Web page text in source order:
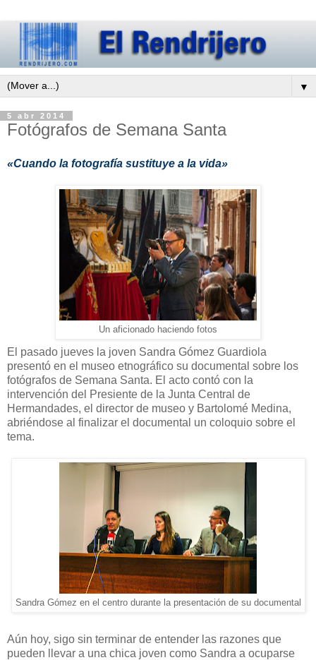
▼
5 abr 2014
Fotógrafos de Semana Santa
«Cuando la fotografía sustituye a la vida»
Un aficionado haciendo fotos
El pasado jueves la joven Sandra Gómez Guardiola
presentó en el museo etnográfico su documental sobre los
fotógrafos de Semana Santa. El acto contó con la
intervención del Presiente de la Junta Central de
Hermandades, el director de museo y Bartolomé Medina,
abriéndose al finalizar el documental un coloquio sobre el
tema.
Sandra Gómez en el centro durante la presentación de su documental
Aún hoy, sigo sin terminar de entender las razones que
pueden llevar a una chica joven como Sandra a ocuparse